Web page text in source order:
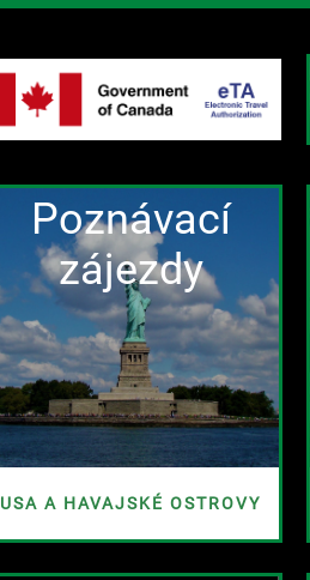
Poznávací
zájezdy
USA A HAVAJSKÉ OSTROVY